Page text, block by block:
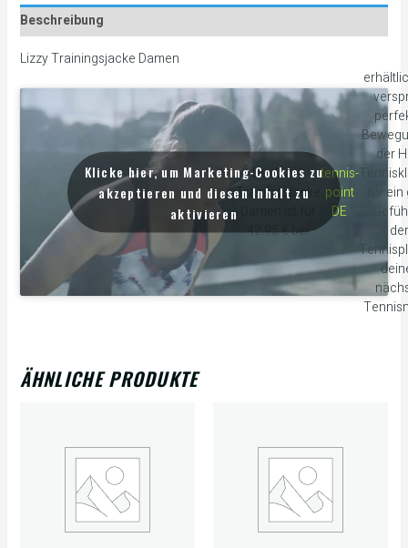
Beschreibung
Lizzy Trainingsjacke Damen
Der Lizzy
Trainingsjacke
42.95 € bei
tennis-
point
DE
der
für
Klicke hier, um Marketing-Cookies zu
akzeptieren und diesen Inhalt zu
aktivieren
ÄHNLICHE PRODUKTE